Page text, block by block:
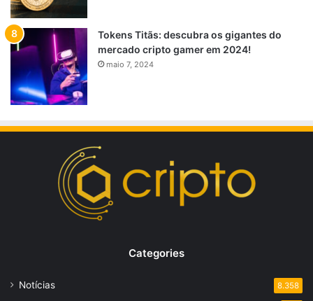
Tokens Titãs: descubra os gigantes do
mercado cripto gamer em 2024!
maio 7, 2024
Categories
Notícias 8.358